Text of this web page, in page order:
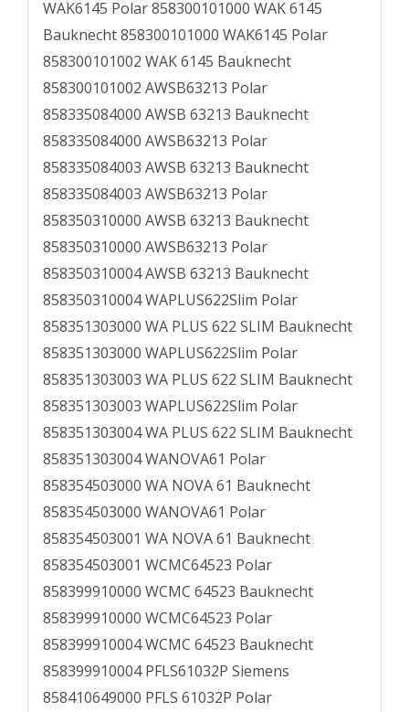
WAK6145 Polar 858300101000 WAK 6145
Bauknecht 858300101000 WAK6145 Polar
858300101002 WAK 6145 Bauknecht
858300101002 AWSB63213 Polar
858335084000 AWSB 63213 Bauknecht
858335084000 AWSB63213 Polar
858335084003 AWSB 63213 Bauknecht
858335084003 AWSB63213 Polar
858350310000 AWSB 63213 Bauknecht
858350310000 AWSB63213 Polar
858350310004 AWSB 63213 Bauknecht
858350310004 WAPLUS622Slim Polar
858351303000 WA PLUS 622 SLIM Bauknecht
858351303000 WAPLUS622Slim Polar
858351303003 WA PLUS 622 SLIM Bauknecht
858351303003 WAPLUS622Slim Polar
858351303004 WA PLUS 622 SLIM Bauknecht
858351303004 WANOVA61 Polar
858354503000 WA NOVA 61 Bauknecht
858354503000 WANOVA61 Polar
858354503001 WA NOVA 61 Bauknecht
858354503001 WCMC64523 Polar
858399910000 WCMC 64523 Bauknecht
858399910000 WCMC64523 Polar
858399910004 WCMC 64523 Bauknecht
858399910004 PFLS61032P Siemens
858410649000 PFLS 61032P Polar